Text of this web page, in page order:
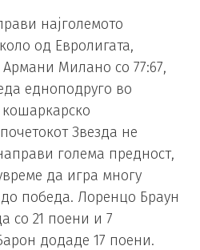
најголемото
од Евролигата,
Армани Милано со 77:67,
едноподруго во
Звезда не
голема предност,
да игра многу
победа. Лоренцо Браун
со 21 поени и 7
додаде 17 поени.